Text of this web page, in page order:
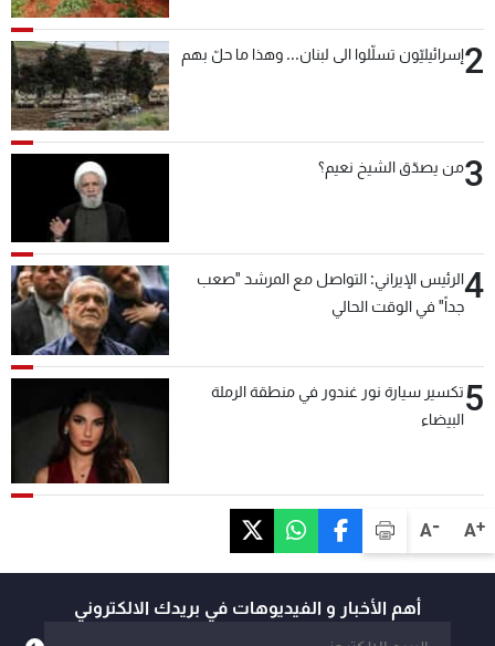
A+
A-
2إسرائيليّون تسلّلوا الى لبنان... وهذا ما حلّ بهم
3من يصدّق الشيخ نعيم؟
4الرئيس الإيراني: التواصل مع المرشد "صعب
جداً" في الوقت الحالي
5تكسير سيارة نور غندور في منطقة الرملة
البيضاء
أهم الأخبار و الفيديوهات في بريدك الالكتروني